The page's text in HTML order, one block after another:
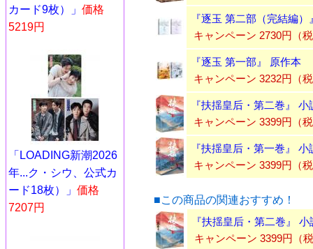
カード9枚）」 価格
5219円
「LOADING新潮2026
年...ク・シウ、公式カ
ード18枚）」 価格
7207円
『逐玉 第二部（完結編
キャンペーン 2730円（
『逐玉 第一部』 原作本
キャンペーン 3232円（
『扶揺皇后・第二巻』 小
キャンペーン 3399円（
『扶揺皇后・第一巻』 小
キャンペーン 3399円（
■この商品の関連おすすめ！
『扶揺皇后・第二巻』 小
キャンペーン 3399円（